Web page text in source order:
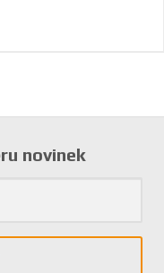
novinek